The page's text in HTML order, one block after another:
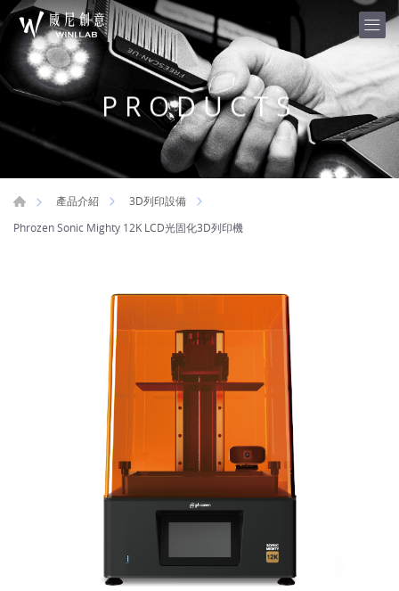
PRODUCTS
產品介紹
3D列印設備
Phrozen Sonic Mighty 12K LCD光固化3D列印機